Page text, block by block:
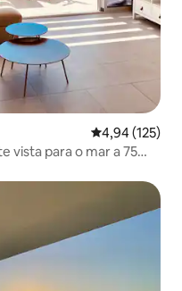
4,94 de uma
4,94 (125)
vista para o mar a 75